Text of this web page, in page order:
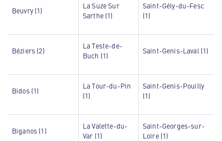
Beuvry (1)
La Suze Sur
Sarthe (1)
Saint-Gély-du-Fesc
(1)
Béziers (2)
La Teste-de-
Buch (1)
Saint-Genis-Laval (1)
Bidos (1)
La Tour-du-Pin
(1)
Saint-Genis-Pouilly
(1)
Biganos (1)
La Valette-du-
Var (1)
Saint-Georges-sur-
Loire (1)